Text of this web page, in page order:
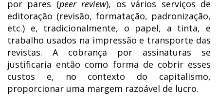
por pares (peer review), os vários serviços de
editoração (revisão, formatação, padronização,
etc.) e, tradicionalmente, o papel, a tinta, e
trabalho usados na impressão e transporte das
revistas. A cobrança por assinaturas se
justificaria então como forma de cobrir esses
custos e, no contexto do capitalismo,
proporcionar uma margem razoável de lucro.